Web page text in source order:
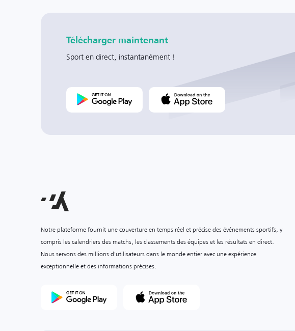
Télécharger maintenant
Sport en direct, instantanément !
Notre plateforme fournit une couverture en temps réel et précise des événements sportifs, y
compris les calendriers des matchs, les classements des équipes et les résultats en direct.
Nous servons des millions d'utilisateurs dans le monde entier avec une expérience
exceptionnelle et des informations précises.